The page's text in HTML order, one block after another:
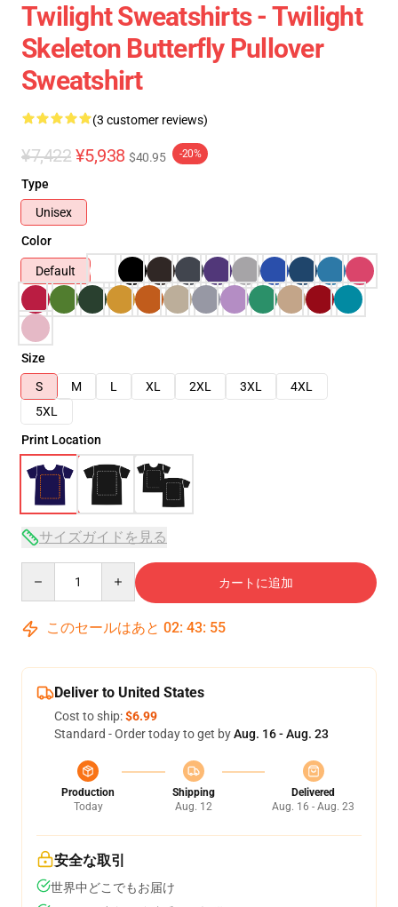
Twilight Sweatshirts - Twilight
Skeleton Butterfly Pullover
Sweatshirt
(3 customer reviews)
¥7,422 ¥5,938 $40.95 -20%
Type
Unisex
Color
Default
Size
S
M L XL 2XL 3XL
4XL
5XL
Print Location
サイズガイドを見る
カートに追加
このセールはあと 02: 43: 54
Deliver to United States
Cost to ship:$6.99
Standard - Order today to get byAug. 16 - Aug. 23
Production
Today
Shipping
Aug. 12
Delivered
Aug. 16 - Aug. 23
安全な取引
世界中どこでもお届け